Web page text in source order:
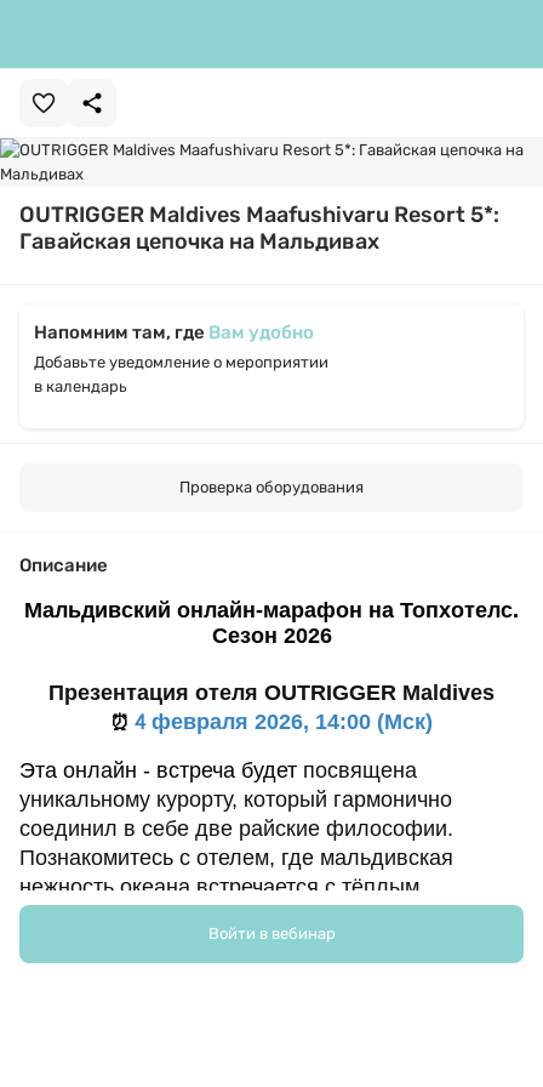
OUTRIGGER Maldives Maafushivaru Resort 5*:
Гавайская цепочка на Мальдивах
Напомним там, где Вам удобно
Добавьте уведомление о мероприятии
в календарь
Проверка оборудования
Описание
Мальдивский онлайн-марафон на Топхотелс.
Сезон 2026
Презентация отеля OUTRIGGER Maldives
⏰ 4февраля 2026, 14:00 (Мск)
Эта онлайн - встреча будет посвящена
уникальному курорту, который гармонично
соединил в себе две райские философии.
Познакомитесь с отелем, где мальдивская
нежность океана встречается с тёплым
гостеприимством Гавайских островов.
Особенности курорта OUTRIGGER Maldives
Войти в вебинар